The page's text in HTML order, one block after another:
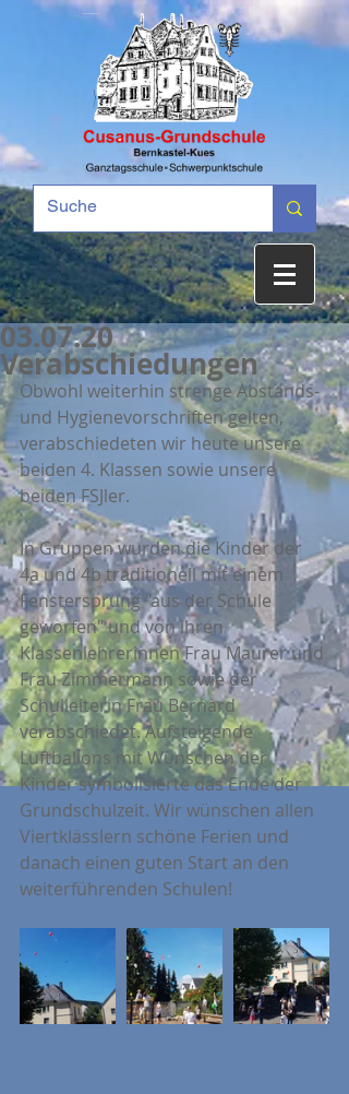
03.07.20
Verabschiedungen
Obwohl weiterhin strenge Abstands-
und Hygienevorschriften gelten,
verabschiedeten wir heute unsere
beiden 4. Klassen sowie unsere
beiden FSJler.
In Gruppen wurden die Kinder der
4a und 4b traditionell mit einem
Fenstersprung "aus der Schule
geworfen" und von ihren
Klassenlehrerinnen Frau Maurer und
Frau Zimmermann sowie der
Schulleiterin Frau Bernard
verabschiedet. Aufsteigende
Luftballons mit Wünschen der
Kinder symbolisierte das Ende der
Grundschulzeit. Wir wünschen allen
Viertklässlern schöne Ferien und
danach einen guten Start an den
weiterführenden Schulen!